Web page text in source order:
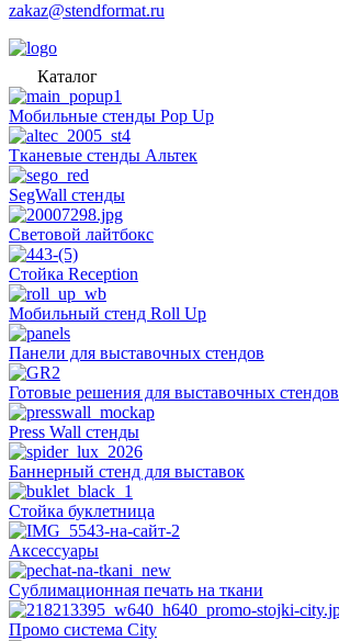
zakaz@stendformat.ru
Каталог
Мобильные стенды Pop Up
Тканевые стенды Альтек
SegWall стенды
Световой лайтбокс
Стойка Reception
Мобильный стенд Roll Up
Панели для выставочных стендов
Готовые решения для выставочных стендов
Press Wall стенды
Баннерный стенд для выставок
Стойка буклетница
Аксессуары
Сублимационная печать на ткани
Промо система City